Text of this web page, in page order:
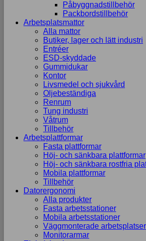
Påbyggnadstillbehör
Packbordstillbehör
Arbetsplatsmattor
Alla mattor
Butiker, lager och lätt industri
Entréer
ESD-skyddade
Gummidukar
Kontor
Livsmedel och sjukvård
Oljebeständiga
Renrum
Tung industri
Våtrum
Tillbehör
Arbetsplattformar
Fasta plattformar
Höj- och sänkbara plattformar
Höj- och sänkbara rostfria
Mobila plattformar
Tillbehör
Datorergonomi
Alla produkter
Fasta arbetsstationer
Mobila arbetsstationer
Väggmonterade arbetsplatser
Monitorarmar